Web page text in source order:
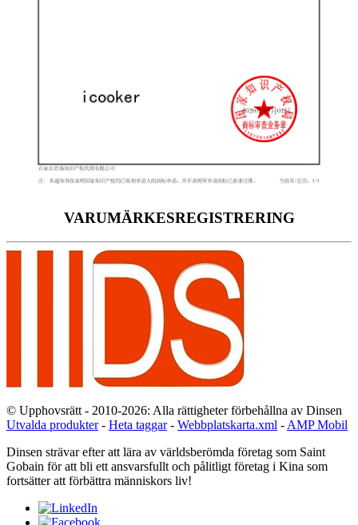
VARUMÄRKESREGISTRERING
© Upphovsrätt - 2010-2026: Alla rättigheter förbehållna av Dinsen
Utvalda produkter- Heta taggar- Webbplatskarta.xml - AMP Mobil
Dinsen strävar efter att lära av världsberömda företag som Saint
Gobain för att bli ett ansvarsfullt och pålitligt företag i Kina som
fortsätter att förbättra människors liv!